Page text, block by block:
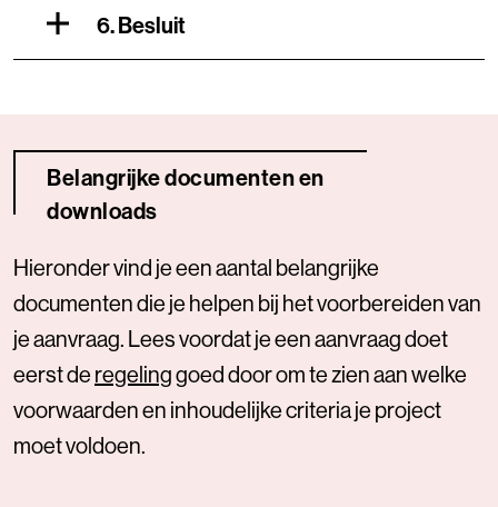
6. Besluit
Belangrijke documenten en
downloads
Hieronder vind je een aantal belangrijke
documenten die je helpen bij het voorbereiden van
je aanvraag. Lees voordat je een aanvraag doet
eerst deregelinggoed door om te zien aan welke
voorwaarden en inhoudelijke criteria je project
moet voldoen.